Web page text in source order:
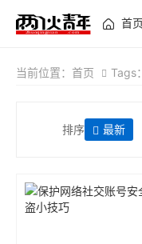
首页
当前位置： 首页 Tags
排序 最新